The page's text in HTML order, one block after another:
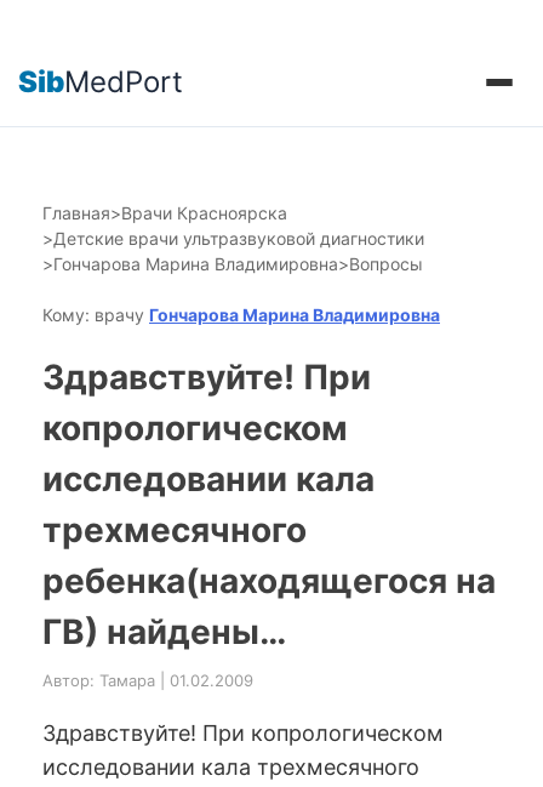
SibMedPort
Главная>Врачи Красноярска
>Детские врачи ультразвуковой диагностики
>Гончарова Марина Владимировна>Вопросы
Кому: врачу Гончарова Марина Владимировна
Здравствуйте! При
копрологическом
исследовании кала
трехмесячного
ребенка(находящегося на
ГВ) найдены…
Автор: Тамара | 01.02.2009
Здравствуйте! При копрологическом
исследовании кала трехмесячного